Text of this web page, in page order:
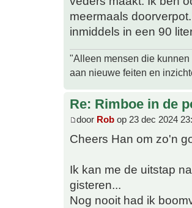
meermaals
inmiddels in een 90
"Alleen mensen die
aan nieuwe feiten en
Re: Rimboe in de
door Rob op 23 dec 2024
Cheers Han om zo'n
Ik kan me de uitstap
gisteren...
Nog nooit had ik